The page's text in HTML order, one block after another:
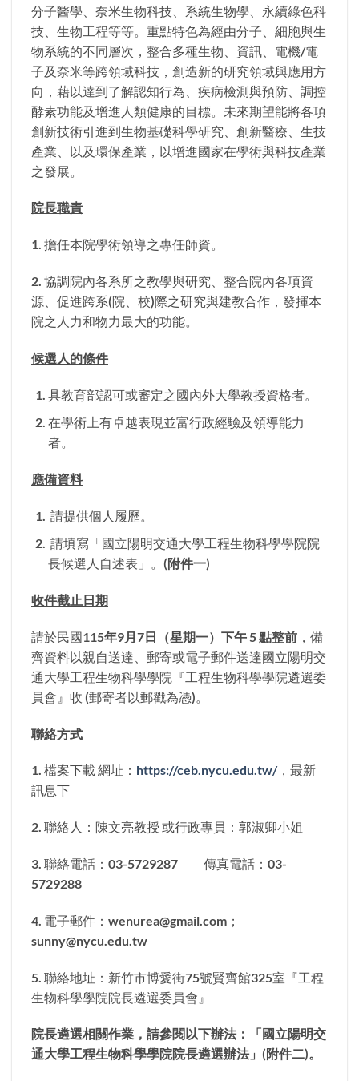
分子醫學、奈米生物科技、系統生物學、永續綠色科
技、生物工程等等。重點特色為經由分子、細胞與生
物系統的不同層次，整合多種生物、資訊、電機/電
子及奈米等跨領域科技，創造新的研究領域與應用方
向，藉以達到了解認知行為、疾病檢測與預防、調控
酵素功能及增進人類健康的目標。未來期望能將各項
創新技術引進到生物基礎科學研究、創新醫療、生技
產業、以及環保產業，以增進國家在學術與科技產業
之發展。
院長職責
1. 擔任本院學術領導之專任師資。
2. 協調院內各系所之教學與研究、整合院內各項資
源、促進跨系(院、校)際之研究與建教合作，發揮本
院之人力和物力最大的功能。
候選人的條件
具教育部認可或審定之國內外大學教授資格者。
在學術上有卓越表現並富行政經驗及領導能力
者。
應備資料
請提供個人履歷。
請填寫「國立陽明交通大學工程生物科學學院院
長候選人自述表」。(附件一)
收件截止日期
請於民國115年9月7日（星期一）下午5點整前 ，備
齊資料以親自送達、郵寄或電子郵件送達國立陽明交
通大學工程生物科學學院『工程生物科學學院遴選委
員會』收 (郵寄者以郵戳為憑)。
聯絡方式
1. 檔案下載 網址： https://ceb.nycu.edu.tw/，最新
訊息下
2. 聯絡人：陳文亮教授 或行政專員：郭淑卿小姐
3. 聯絡電話：03-5729287 傳真電話：03-
5729288
4. 電子郵件：wenurea@gmail.com；
sunny@nycu.edu.tw
5. 聯絡地址：新竹市博愛街75號賢齊館325室『工程
生物科學學院院長遴選委員會』
院長遴選相關作業，請參閱以下辦法：「國立陽明交
通大學工程生物科學學院院長遴選辦法」(附件二)。